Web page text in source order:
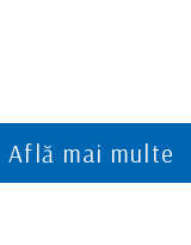
Află mai multe